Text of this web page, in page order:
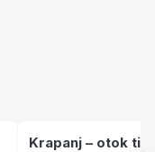
Krapanj – otok